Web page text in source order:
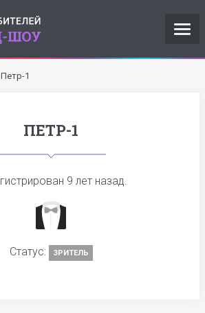
Петр-1
ПЕТР-1
9 лет назад.
Статус: ЗРИТЕЛЬ